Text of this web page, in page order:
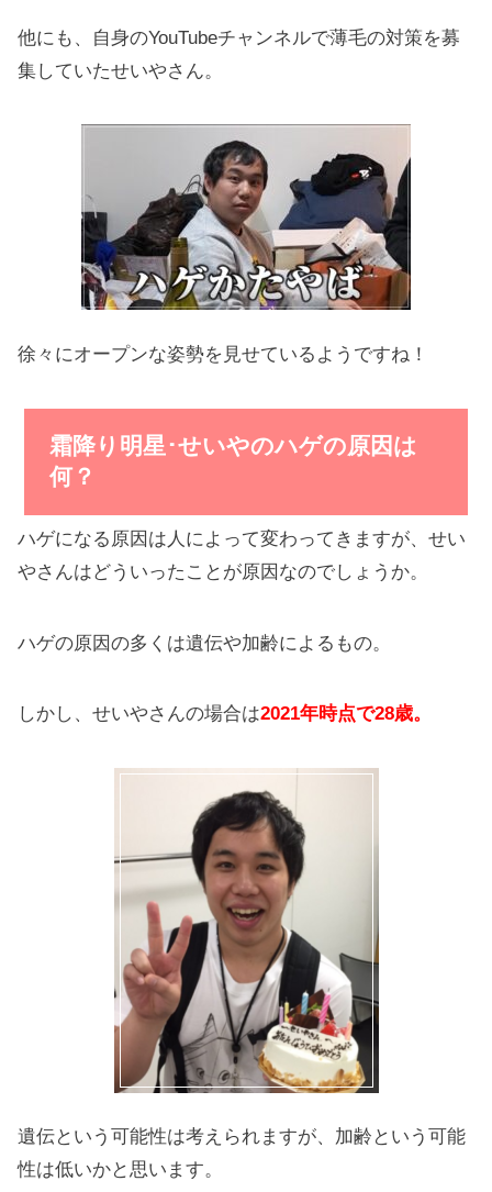
他にも、自身のYouTubeチャンネルで薄毛の対策を募
集していたせいやさん。
徐々にオープンな姿勢を見せているようですね！
霜降り明星･せいやのハゲの原因は
何？
ハゲになる原因は人によって変わってきますが、せい
やさんはどういったことが原因なのでしょうか。
ハゲの原因の多くは遺伝や加齢によるもの。
しかし、せいやさんの場合は2021年時点で28歳。
遺伝という可能性は考えられますが、加齢という可能
性は低いかと思います。